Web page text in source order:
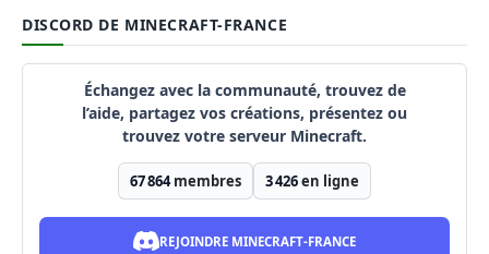
DISCORD DE MINECRAFT-FRANCE
Échangez avec la communauté, trouvez de
l’aide, partagez vos créations, présentez ou
trouvez votre serveur Minecraft.
67 864membres 3 426en ligne
REJOINDRE MINECRAFT-FRANCE